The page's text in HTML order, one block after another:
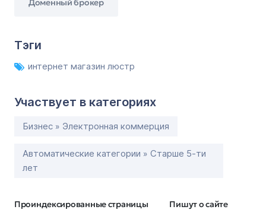
Тэги
интернет магазин люстр
Участвует в категориях
Бизнес » Электронная коммерция
Автоматические категории » Старше 5-ти
лет
Проиндексированные страницы Пишут о сайте